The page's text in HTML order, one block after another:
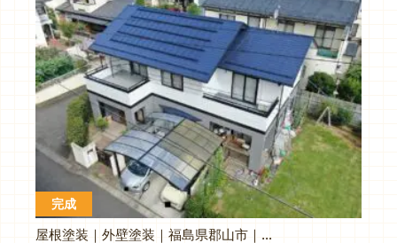
完成
屋根塗装｜外壁塗装｜福島県郡山市｜E様邸